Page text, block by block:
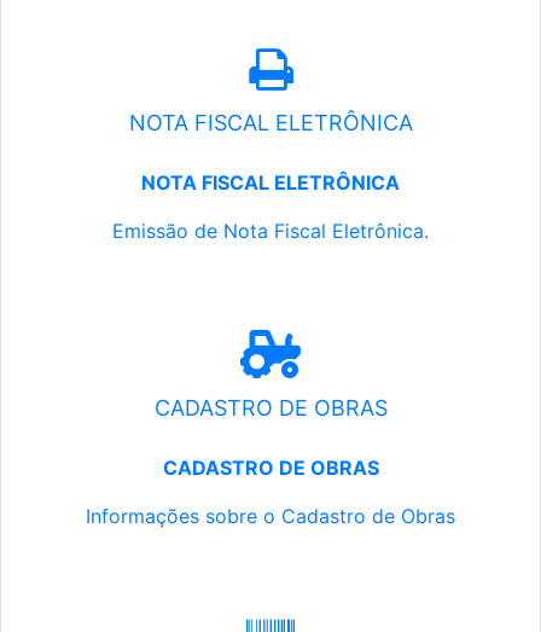
NOTA FISCAL ELETRÔNICA
NOTA FISCAL ELETRÔNICA
Emissão de Nota Fiscal Eletrônica.
CADASTRO DE OBRAS
CADASTRO DE OBRAS
Informações sobre o Cadastro de Obras